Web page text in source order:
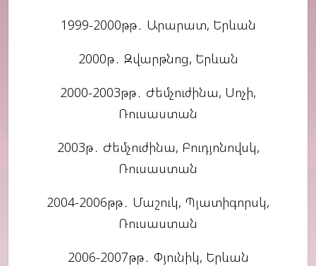
1999-2000թթ․ Արարատ, Երևան
2000թ․ Զվարթնոց, Երևան
2000-2003թթ․ Ժեմչուժինա, Սոչի,
Ռուսաստան
2003թ․ Ժեմչուժինա, Բուդյոնովսկ,
Ռուսաստան
2004-2006թթ․ Մաշուկ, Պյատիգորսկ,
Ռուսաստան
2006-2007թթ․ Փյունիկ, Երևան